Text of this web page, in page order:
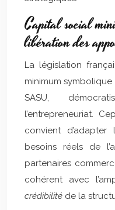
Capital social
libération des
La législation
minimum
SASU,
l’entrepreneuriat.
convient
besoins réels de
partenaires
cohérent avec
crédibilité de la